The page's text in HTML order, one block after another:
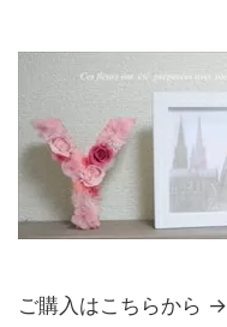
ご購入はこちらから →